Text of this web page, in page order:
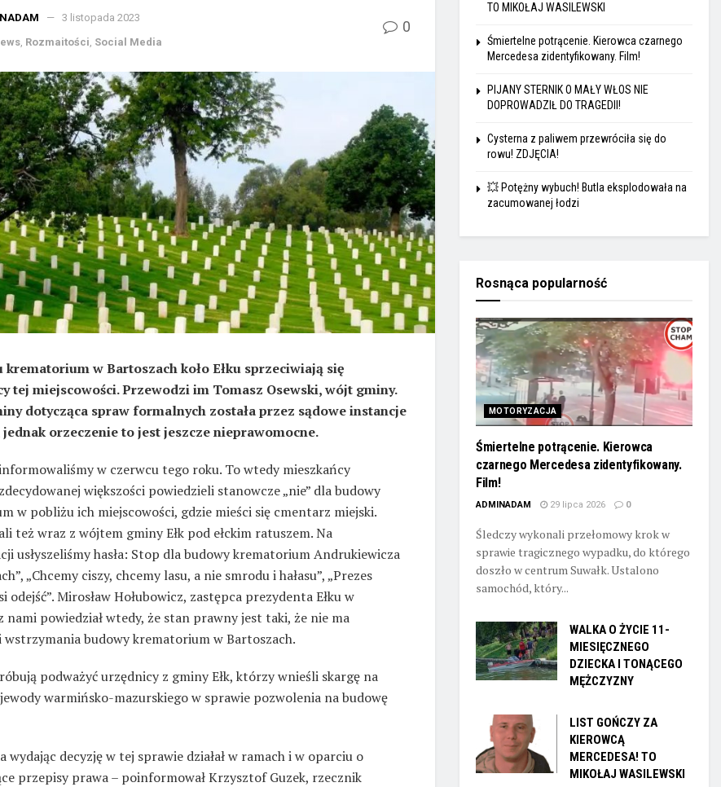
3 listopada 2023
Rozmaitości Social Media
0
krematorium w Bartoszach koło Ełku sprzeciwiają się
tej miejscowości. Przewodzi im Tomasz Osewski, wójt gminy.
dotycząca spraw formalnych została przez sądowe instancje
orzeczenie to jest jeszcze nieprawomocne.
w czerwcu tego roku. To wtedy mieszkańcy
większości powiedzieli stanowcze „nie” dla budowy
w pobliżu ich miejscowości, gdzie mieści się cmentarz miejski.
też wraz z wójtem gminy Ełk pod ełckim ratuszem. Na
usłyszeliśmy hasła: Stop dla budowy krematorium Andrukiewicza
„Chcemy ciszy, chcemy lasu, a nie smrodu i hałasu”, „Prezes
odejść”. Mirosław Hołubowicz, zastępca prezydenta Ełku w
nami powiedział wtedy, że stan prawny jest taki, że nie ma
wstrzymania budowy krematorium w Bartoszach.
podważyć urzędnicy z gminy Ełk, którzy wnieśli skargę na
warmińsko-mazurskiego w sprawie pozwolenia na budowę
wydając decyzję w tej sprawie działał w ramach i w oparciu o
przepisy prawa – poinformował Krzysztof Guzek, rzecznik
TO MIKOŁAJ WASILEWSKI
Śmiertelne potrącenie. Kierowca czarnego
Mercedesa zidentyfikowany. Film!
PIJANY STERNIK O MAŁY WŁOS NIE
DOPROWADZIŁ DO TRAGEDII!
Cysterna z paliwem przewróciła się do
rowu! ZDJĘCIA!
💥 Potężny wybuch! Butla eksplodowała na
zacumowanej łodzi
Rosnąca popularność
MOTORYZACJA
Śmiertelne potrącenie. Kierowca
czarnego Mercedesa zidentyfikowany.
Film!
ADMINADAM 29 lipca 2026 0
Śledczy wykonali przełomowy krok w
sprawie tragicznego wypadku, do którego
doszło w centrum Suwałk. Ustalono
samochód, który...
WALKA O ŻYCIE 11-
MIESIĘCZNEGO
DZIECKA I TONĄCEGO
MĘŻCZYZNY
LIST GOŃCZY ZA
KIEROWCĄ
MERCEDESA! TO
MIKOŁAJ WASILEWSKI